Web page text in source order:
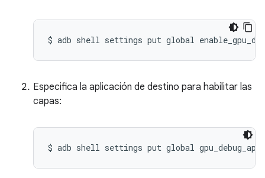
Especifica la aplicación de destino para habilitar las
capas: